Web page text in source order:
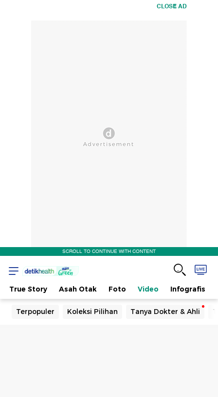
CLOSE AD
SCROLL TO CONTINUE WITH CONTENT
True Story Asah Otak Foto Video Infografis
Terpopuler Koleksi Pilihan Tanya Dokter & Ahli